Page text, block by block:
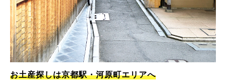
お土産探しは京都駅・河原町エリアへ